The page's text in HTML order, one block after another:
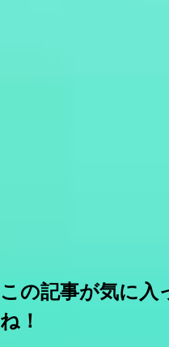
この記事が気に入
ね！